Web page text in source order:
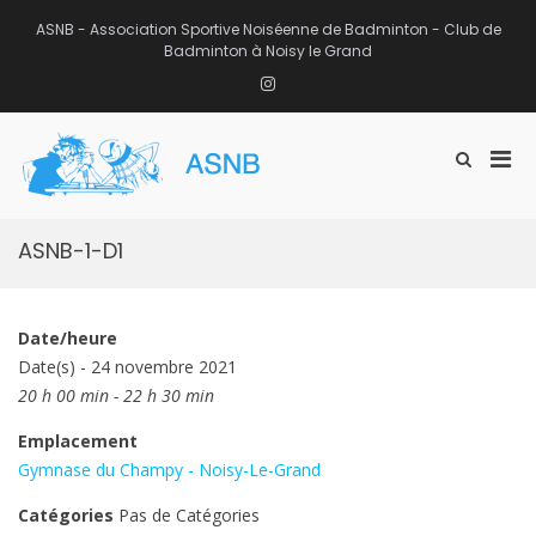
ASNB - Association Sportive Noiséenne de Badminton - Club de
Badminton à Noisy le Grand
Instagram
Afficher
ASNB-1-D1
Date/heure
Date(s) - 24 novembre 2021
20 h 00 min - 22 h 30 min
Emplacement
Gymnase du Champy - Noisy-Le-Grand
Catégories Pas de Catégories